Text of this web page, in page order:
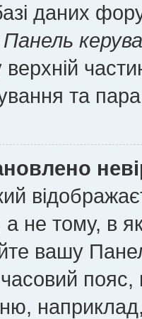
даних
Панель
та
не тому, в
вашу
пояс,